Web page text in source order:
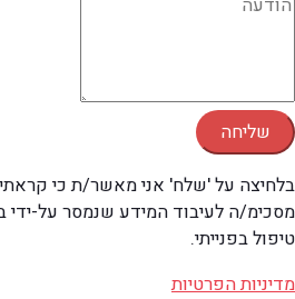
שליחה
בלחיצה על 'שלח' אני מאשר/ת כי
מסכימ/ה לעיבוד המידע שנמסר על-ידי
טיפול בפנייתי.
מדיניות הפרטיות